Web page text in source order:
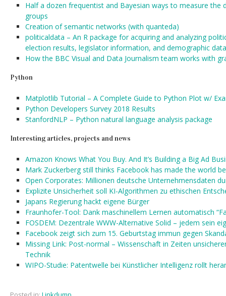
Half a dozen frequentist and Bayesian ways to measure the
groups
Creation of semantic networks (with quanteda)
politicaldata – An R package for acquiring and analyzing
election results, legislator information, and demographic
How the BBC Visual and Data Journalism team works with
Python
Matplotlib Tutorial – A Complete Guide to Python Plot w/
Python Developers Survey 2018 Results
StanfordNLP – Python natural language analysis package
Interesting articles, projects and news
Amazon Knows What You Buy. And It’s Building a Big Ad
Mark Zuckerberg still thinks Facebook has made the world
Open Corporates: Millionen deutsche Unternehmensdaten
Explizite Unsicherheit soll KI-Algorithmen zu ethischen
Japans Regierung hackt eigene Bürger
Fraunhofer-Tool: Dank maschinellem Lernen automatisch
FOSDEM: Dezentrale WWW-Alternative Solid – jedem sein
Facebook zeigt sich zum 15. Geburtstag immun gegen
Missing Link: Post-normal – Wissenschaft in Zeiten
Technik
WIPO-Studie: Patentwelle bei Künstlicher Intelligenz rollt